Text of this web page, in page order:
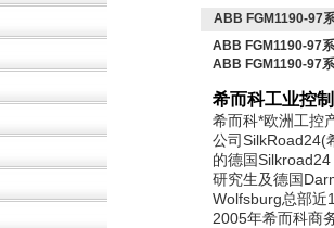
HBM
ABB FGM1190-97
ABB FGM1190-97
ABB FGM1190-97
希而科工业控
希而科*欧洲工控
公司SilkRoad24(
的德国Silkroad24
研究生及德国
Wolfsburg总部近
2005年希而科商